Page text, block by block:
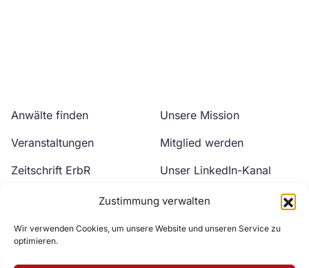
Zustimmung verwalten
Wir verwenden Cookies, um unsere Website und unseren Service zu
optimieren.
Anwälte finden
Veranstaltungen
Zeitschrift ErbR
Unsere Mission
Mitglied werden
Unser LinkedIn-Kanal
Unser YouTube-Kanal